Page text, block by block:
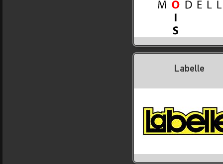
Labelle